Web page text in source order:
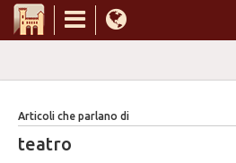
Articoli che parlano di
teatro